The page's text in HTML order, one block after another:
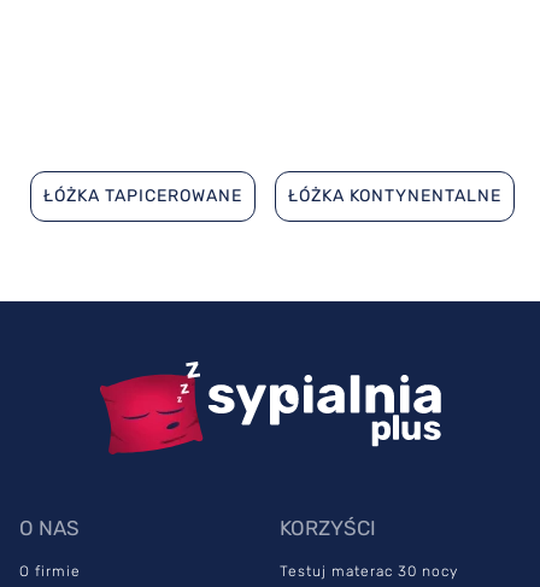
ŁÓŻKA TAPICEROWANE ŁÓŻKA KONTYNENTALNE
O NAS
O firmie
KORZYŚCI
Testuj materac 30 nocy